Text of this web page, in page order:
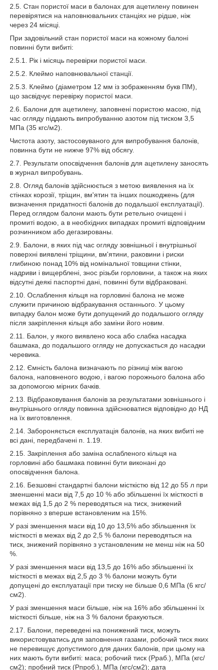
2.5. Стан пористої маси в балонах для ацетилену повинен
перевірятися на наповнювальних станціях не рідше, ніж
через 24 місяці.
При задовільний стан пористої маси на кожному балоні
повинні бути вибиті:
2.5.1. Рік і місяць перевірки пористої маси.
2.5.2. Клеймо наповнювальної станції.
2.5.3. Клеймо (діаметром 12 мм із зображенням букв ПМ),
що засвідчує перевірку пористої маси.
2.6. Балони для ацетилену, заповнені пористою масою, під
час огляду піддають випробуванню азотом під тиском 3,5
МПа (35 кгс/м2).
Чистота азоту, застосовуваного для випробування балонів,
повинна бути не нижче 97% від обсягу.
2.7. Результати опосвідчення балонів для ацетилену заносять
в журнал випробувань.
2.8. Огляд балонів здійснюється з метою виявлення на їх
стінках корозії, тріщин, вм'ятин та інших пошкоджень (для
визначення придатності балонів до подальшої експлуатації).
Перед оглядом балони мають бути ретельно очищені і
промиті водою, а в необхідних випадках промиті відповідним
розчинником або дегазированы.
2.9. Балони, в яких під час огляду зовнішньої і внутрішньої
поверхні виявлені тріщини, вм'ятини, раковини і риски
глибиною понад 10% від номінальної товщини стінки,
надриви і вищерблені, знос різьби горловини, а також на яких
відсутні деякі паспортні дані, повинні бути відбраковані.
2.10. Ослаблення кільця на горловині балона не може
служити причиною відбракування останнього. У цьому
випадку балон може бути допущений до подальшого огляду
після закріплення кільця або заміни його новим.
2.11. Балон, у якого виявлено коса або слабка насадка
башмака, до подальшого огляду не допускається до насадки
черевика.
2.12. Ємність балона визначають по різниці між вагою
балона, наповненого водою, і вагою порожнього балона або
за допомогою мірних бачків.
2.13. Відбраковування балонів за результатами зовнішнього і
внутрішнього огляду повинна здійснюватися відповідно до НД
на їх виготовлення.
2.14. Забороняється експлуатація балонів, на яких вибиті не
всі дані, передбачені п. 1.19.
2.15. Закріплення або заміна ослабленого кільця на
горловині або башмака повинні бути виконані до
опосвідчення балона.
2.16. Безшовні стандартні балони місткістю від 12 до 55 л при
зменшенні маси від 7,5 до 10 % або збільшенні їх місткості в
межах від 1,5 до 2 % переводяться на тиск, знижений
порівняно з вперше встановленим на 15%.
У разі зменшення маси від 10 до 13,5% або збільшення їх
місткості в межах від 2 до 2,5 % балони переводяться на
тиск, знижений порівняно з установленим не менш ніж на 50
%.
У разі зменшення маси від 13,5 до 16% або збільшенні їх
місткості в межах від 2,5 до 3 % балони можуть бути
допущені до експлуатації при тиску не більше 0,6 МПа (6 кгс/
см2).
У разі зменшення маси більше, ніж на 16% або збільшенні їх
місткості більше, ніж на 3 % балони бракуються.
2.17. Балони, переведені на понижений тиск, можуть
використовуватись для заповнення газами, робочий тиск яких
не перевищує допустимого для даних балонів, при цьому на
них мають бути вибиті: маса; робочий тиск (Рраб.), МПа (кгс/
см2); пробний тиск (Рпроб.), МПа (кгс/см2); дата